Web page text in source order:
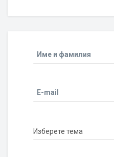
Име и фамилия
E-mail